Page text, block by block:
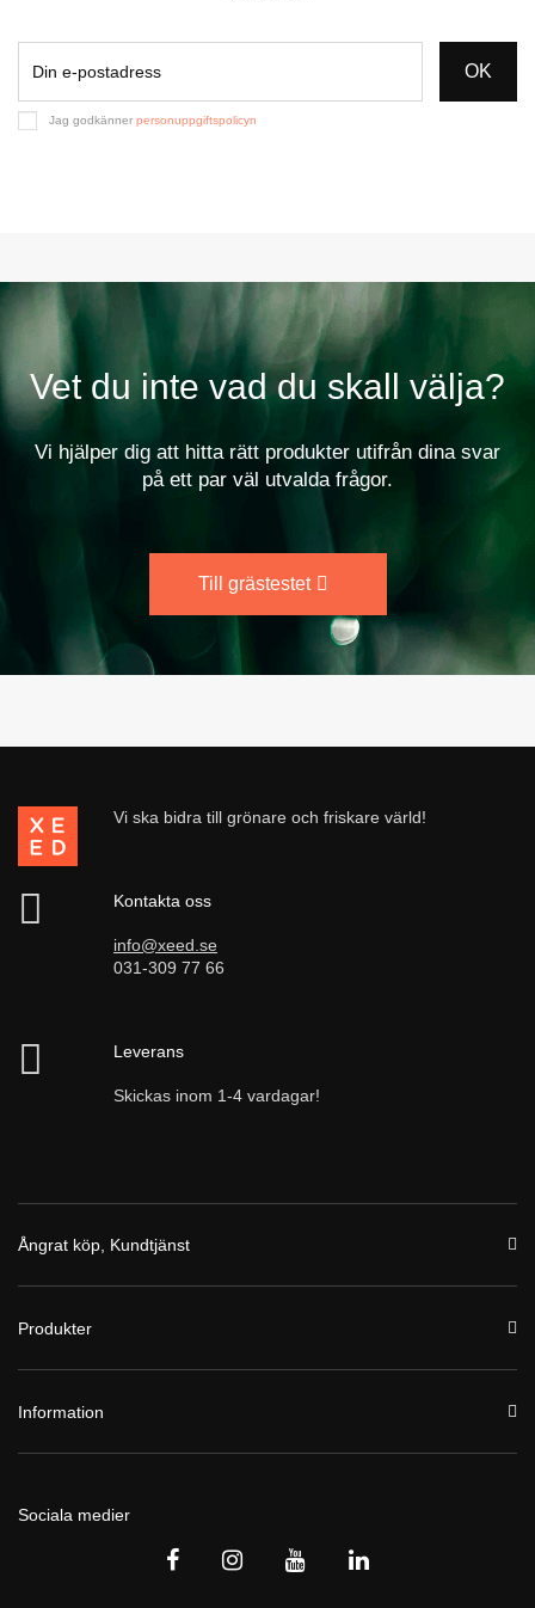
OK
Jag godkänner personuppgiftspolicyn
Vet du inte vad du skall välja?
Vi hjälper dig att hitta rätt produkter utifrån dina svar
på ett par väl utvalda frågor.
Till grästestet
Vi ska bidra till grönare och friskare värld!
Kontakta oss
info@xeed.se
031-309 77 66
Leverans
Skickas inom 1-4 vardagar!
Ångrat köp, Kundtjänst
Produkter
Information
Sociala medier